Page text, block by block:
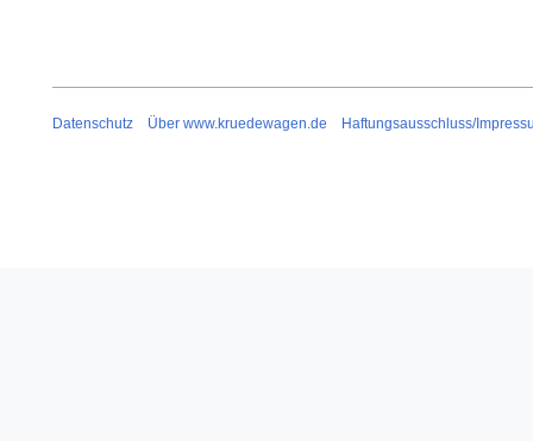
Datenschutz Über www.kruedewagen.de Haftungsausschluss/